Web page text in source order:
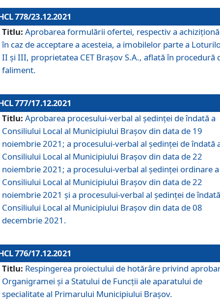
778/23.12.2021
Titlu: Aprobarea formulării ofertei, respectiv a
în caz de acceptare a acesteia, a imobilelor parte a
II și III, proprietatea CET Brașov S.A., aflată în procedură
faliment.
777/17.12.2021
Titlu: Aprobarea procesului-verbal al şedinţei de îndată a
Consiliului Local al Municipiului Braşov din data de 19
noiembrie 2021; a procesului-verbal al şedinţei de îndată
Consiliului Local al Municipiului Braşov din data de 22
noiembrie 2021; a procesului-verbal al şedinţei ordinare a
Consiliului Local al Municipiului Braşov din data de 22
noiembrie 2021 și a procesului-verbal al şedinţei de
Consiliului Local al Municipiului Braşov din data de 08
decembrie 2021.
776/17.12.2021
Titlu: Respingerea proiectului de hotărâre privind
Organigramei şi a Statului de Funcţii ale aparatului de
specialitate al Primarului Municipiului Braşov.